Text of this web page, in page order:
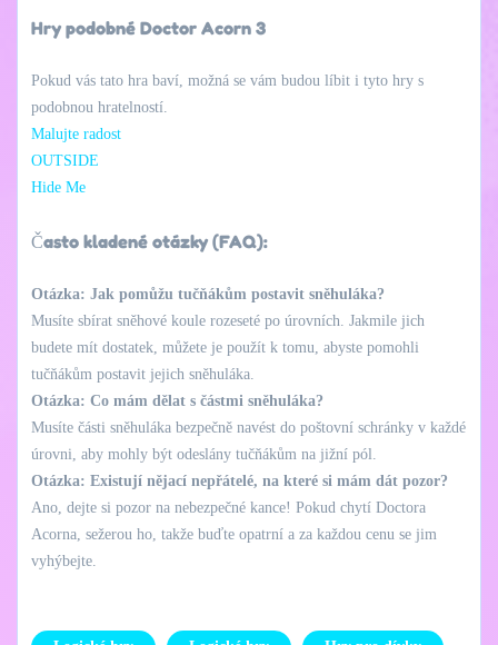
Hry podobné Doctor Acorn 3
Pokud vás tato hra baví, možná se vám budou líbit i tyto hry s
podobnou hratelností.
Malujte radost
OUTSIDE
Hide Me
Často kladené otázky (FAQ):
Otázka: Jak pomůžu tučňákům postavit sněhuláka?
Musíte sbírat sněhové koule rozeseté po úrovních. Jakmile jich
budete mít dostatek, můžete je použít k tomu, abyste pomohli
tučňákům postavit jejich sněhuláka.
Otázka: Co mám dělat s částmi sněhuláka?
Musíte části sněhuláka bezpečně navést do poštovní schránky v každé
úrovni, aby mohly být odeslány tučňákům na jižní pól.
Otázka: Existují nějací nepřátelé, na které si mám dát pozor?
Ano, dejte si pozor na nebezpečné kance! Pokud chytí Doctora
Acorna, sežerou ho, takže buďte opatrní a za každou cenu se jim
vyhýbejte.